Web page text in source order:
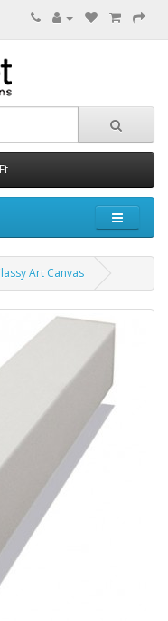
Art Canvas